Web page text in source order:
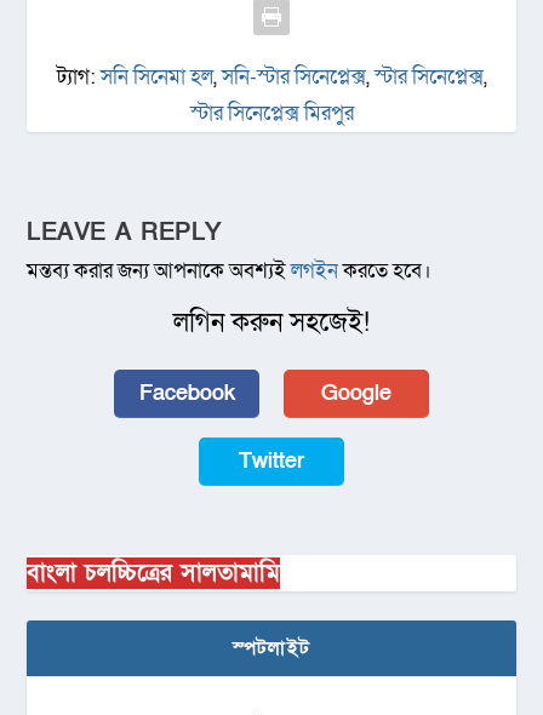
ট্যাগ:সনি সিনেমা হল,সনি-স্টার সিনেপ্লেক্স,স্টার সিনেপ্লেক্স,
স্টার সিনেপ্লেক্স মিরপুর
LEAVE A REPLY
মন্তব্য করার জন্য আপনাকে অবশ্যইলগইনকরতে হবে।
লগিন করুন সহজেই!
Facebook Google
Twitter
বাংলা চলচ্চিত্রের সালতামামি
স্পটলাইট